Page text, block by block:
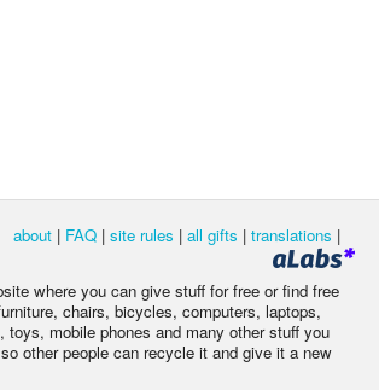
about | FAQ | site rules | all gifts | translations |
where you can give stuff for free or find free
chairs, bicycles, computers, laptops,
toys, mobile phones and many other stuff you
other people can recycle it and give it a new